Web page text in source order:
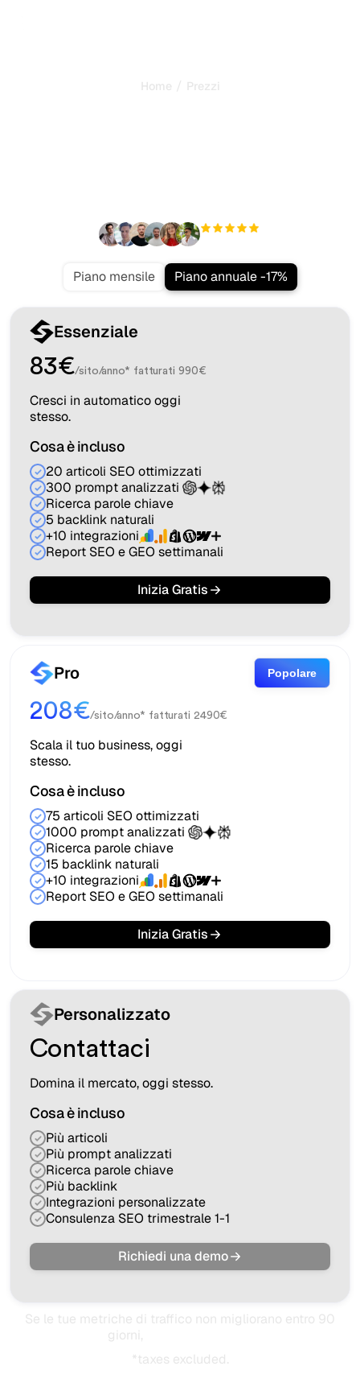
Home / Prezzi
Piano mensile Piano annuale -17%
Essenziale
83€/sito/anno* fatturati 990€
Cresci in automatico oggi
stesso.
Cosa è incluso
20 articoli SEO ottimizzati
300 prompt analizzati
Ricerca parole chiave
5 backlink naturali
+10 integrazioni
Report SEO e GEO settimanali
Inizia Gratis
Pro Popolare
208€/sito/anno* fatturati 2490€
Scala il tuo business, oggi
stesso.
Cosa è incluso
75 articoli SEO ottimizzati
1000 prompt analizzati
Ricerca parole chiave
15 backlink naturali
+10 integrazioni
Report SEO e GEO settimanali
Inizia Gratis
Personalizzato
Contattaci
Domina il mercato, oggi stesso.
Cosa è incluso
Più articoli
Più prompt analizzati
Ricerca parole chiave
Più backlink
Integrazioni personalizzate
Consulenza SEO trimestrale 1-1
Richiedi una demo
Se le tue metriche di traffico non migliorano entro 90
giorni,
*taxes excluded.